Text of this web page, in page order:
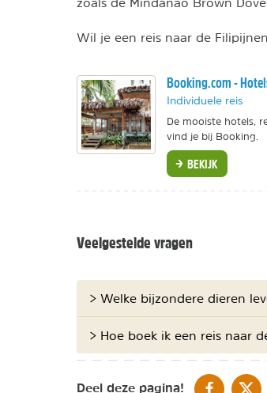
Wil je een reis naar de
Booking.com -
Individuele reis
De mooiste hotels,
vind je bij Booking.
BEKIJK
Veelgestelde vragen
> Welke bijzondere dieren
> Hoe boek ik een reis naar
Deel deze pagina! DELEN OP